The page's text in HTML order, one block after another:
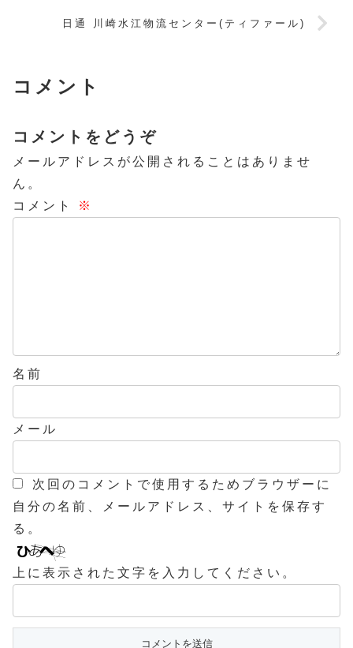
日通 川崎水江物流センター(ティファール)
コメント
コメントをどうぞ
メールアドレスが公開されることはありませ
ん。
コメント
※
名前
メール
次回のコメントで使用するためブラウザーに
自分の名前、メールアドレス、サイトを保存す
る。
上に表示された文字を入力してください。